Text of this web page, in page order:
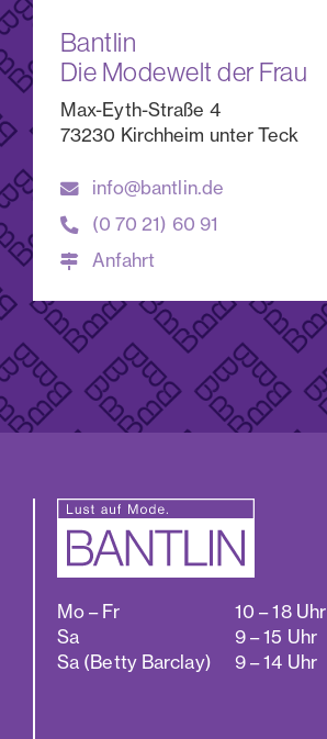
Bantlin
Die Modewelt der Frau
Max-Eyth-Straße 4
73230 Kirchheim unter Teck
info@bantlin.de
(0 70 21) 60 91
Anfahrt
Mo – Fr
10 – 18 Uhr
Sa
9 – 15 Uhr
Sa (Betty Barclay)
9 – 14 Uhr